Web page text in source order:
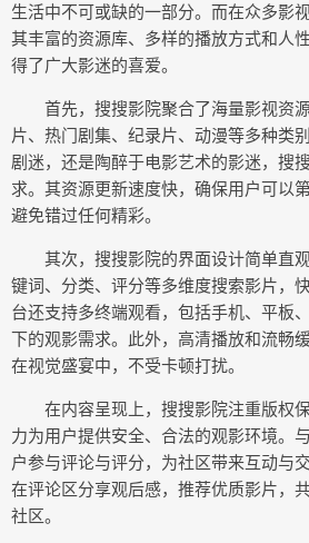
生活中不可或缺的一部分。而在众多影视
其丰富的资源库、多样的播放方式和人
得了广大影迷的喜爱。
首先，搜搜影院聚合了海量影视资
片、热门剧集、纪录片、动漫等多种类
剧迷，还是陶醉于电影艺术的影迷，搜
求。其资源更新速度快，确保用户可以
避免错过任何精彩。
其次，搜搜影院的界面设计简单直
键词、分类、评分等多维度搜索影片，
台还支持多终端观看，包括手机、平板
下的观影需求。此外，高清播放和流畅
在视觉盛宴中，不受卡顿打扰。
在内容呈现上，搜搜影院注重版权
力为用户提供安全、合法的观影环境。
户参与评论与评分，为社区带来互动与
在评论区分享观后感，推荐优质影片，
社区。